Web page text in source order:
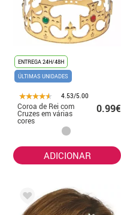
ENTREGA 24H/48H
ÚLTIMAS UNIDADES
4.53/5.00
Coroa de Rei com
Cruzes em várias
cores
0.99€
ADICIONAR